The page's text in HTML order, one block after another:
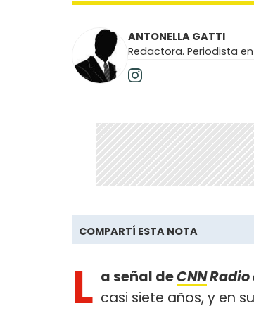
ANTONELLA GATTI
Redactora. Periodista
COMPARTÍ ESTA NOTA
L a señal deCNNRadio
casi siete años, y en